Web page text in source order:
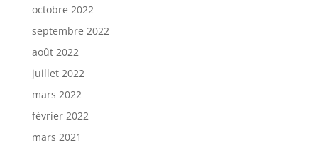
octobre 2022
septembre 2022
août 2022
juillet 2022
mars 2022
février 2022
mars 2021